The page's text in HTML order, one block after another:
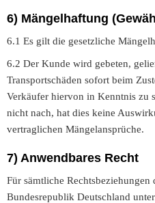
6) Mängelhaftung
6.1 Es gilt die gesetzliche
6.2 Der Kunde wird gebeten,
Transportschäden sofort beim
Verkäufer hiervon in Kenntnis zu
nicht nach, hat dies keine
vertraglichen Mängelansprüche.
7) Anwendbares Recht
Für sämtliche Rechtsbeziehungen
Bundesrepublik Deutschland